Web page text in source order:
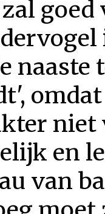
goed
naaste
niet
en
van